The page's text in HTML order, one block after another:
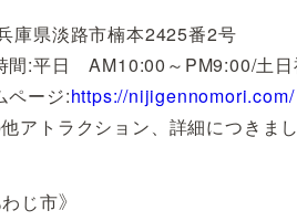
庫県淡路市楠本2425番2号
間:平日 AM10:00～PM9:00/土
ページ:https://nijigennomori.com/
アトラクション、詳細につきま
じ市》